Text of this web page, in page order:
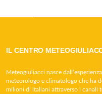
IL CENTRO
Meteogiuliacci nasce
meteorologo e climatologo che ha
milioni di italiani attraverso i canali